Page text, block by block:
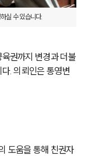
실 수 있습니다.
권까지 변경과 더불
. 의뢰인은 통영변
도움을 통해 친권자